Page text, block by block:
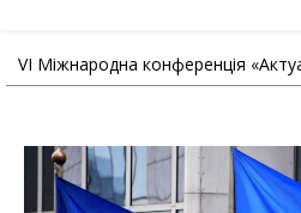
VІ Міжнародна конференція